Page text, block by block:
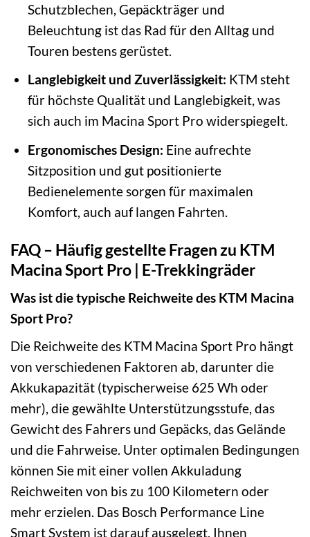
Schutzblechen, Gepäckträger und
Beleuchtung ist das Rad für den Alltag und
Touren bestens gerüstet.
Langlebigkeit und Zuverlässigkeit: KTM steht
für höchste Qualität und Langlebigkeit, was
sich auch im Macina Sport Pro widerspiegelt.
Ergonomisches Design: Eine aufrechte
Sitzposition und gut positionierte
Bedienelemente sorgen für maximalen
Komfort, auch auf langen Fahrten.
FAQ – Häufig gestellte Fragen zu KTM
Macina Sport Pro | E-Trekkingräder
Was ist die typische Reichweite des KTM Macina
Sport Pro?
Die Reichweite des KTM Macina Sport Pro hängt
von verschiedenen Faktoren ab, darunter die
Akkukapazität (typischerweise 625 Wh oder
mehr), die gewählte Unterstützungsstufe, das
Gewicht des Fahrers und Gepäcks, das Gelände
und die Fahrweise. Unter optimalen Bedingungen
können Sie mit einer vollen Akkuladung
Reichweiten von bis zu 100 Kilometern oder
mehr erzielen. Das Bosch Performance Line
Smart System ist darauf ausgelegt, Ihnen